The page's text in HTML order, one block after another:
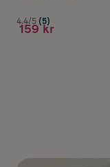
4.4/5 (5)
159 kr